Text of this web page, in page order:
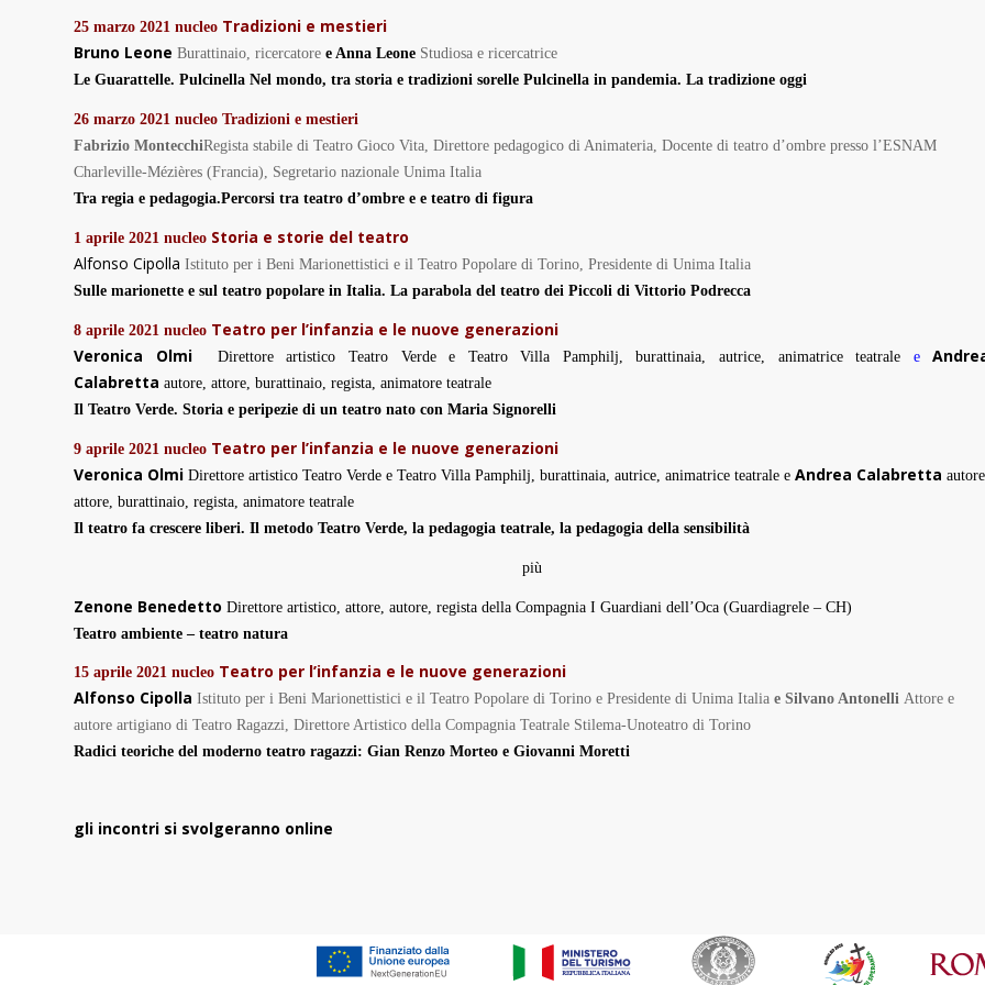
25 marzo 2021 nucleo Tradizioni e mestieri
Bruno Leone Burattinaio, ricercatore e Anna Leone Studiosa e ricercatrice
Le Guarattelle. Pulcinella Nel mondo, tra storia e tradizioni sorelle Pulcinella in pandemia. La tradizione oggi
26 marzo 2021 nucleo Tradizioni e mestieri
Fabrizio MontecchiRegista stabile di Teatro Gioco Vita, Direttore pedagogico di Animateria, Docente di teatro d’ombre presso l’ESNAM
Charleville-Mézières (Francia), Segretario nazionale Unima Italia
Tra regia e pedagogia.Percorsi tra teatro d’ombre e e teatro di figura
1 aprile 2021 nucleo Storia e storie del teatro
Alfonso Cipolla Istituto per i Beni Marionettistici e il Teatro Popolare di Torino, Presidente di Unima Italia
Sulle marionette e sul teatro popolare in Italia. La parabola del teatro dei Piccoli di Vittorio Podrecca
8 aprile 2021 nucleo Teatro per l’infanzia e le nuove generazioni
Veronica Olmi
Direttore artistico Teatro Verde e Teatro Villa Pamphilj, burattinaia, autrice, animatrice teatrale e
Calabretta autore, attore, burattinaio, regista, animatore teatrale
Il Teatro Verde. Storia e peripezie di un teatro nato con Maria Signorelli
9 aprile 2021 nucleo Teatro per l’infanzia e le nuove generazioni
Veronica Olmi Direttore artistico Teatro Verde e Teatro Villa Pamphilj, burattinaia, autrice, animatrice teatralee Andrea Calabretta
attore, burattinaio, regista, animatore teatrale
Il teatro fa crescere liberi. Il metodo Teatro Verde, la pedagogia teatrale, la pedagogia della sensibilità
più
Zenone Benedetto Direttore artistico, attore, autore, regista della Compagnia I Guardiani dell’Oca (Guardiagrele – CH)
Teatro ambiente – teatro natura
15 aprile 2021 nucleo Teatro per l’infanzia e le nuove generazioni
Alfonso Cipolla Istituto per i Beni Marionettistici e il Teatro Popolare di Torino e Presidente di Unima Italia e Silvano Antonelli Attore e
autore artigiano di Teatro Ragazzi, Direttore Artistico della Compagnia Teatrale Stilema-Unoteatro di Torino
Radici teoriche del moderno teatro ragazzi: Gian Renzo Morteo e Giovanni Moretti
gli incontri si svolgeranno online